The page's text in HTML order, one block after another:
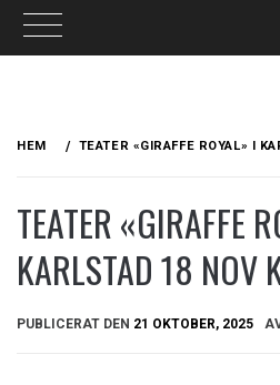
HEM TEATER «GIRAFFE ROYAL» I
TEATER «GIRAFFE
KARLSTAD 18 NOV
PUBLICERAT DEN 21 OKTOBER, 2025